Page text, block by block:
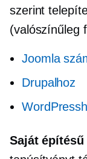
szerint
(valószínűleg
Joomla
Drupalhoz
Saját építésű